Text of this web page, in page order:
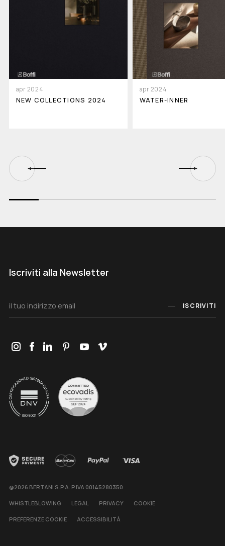
apr 2024
NEW COLLECTIONS 2024
apr 2024
WATER-INNER
@2026 BERTANI S.P.A. P.IVA 00145280350
WHISTLEBLOWING LEGAL PRIVACY COOKIE
PREFERENZE COOKIE ACCESSIBILITÀ
Iscriviti alla Newsletter
ISCRIVITI